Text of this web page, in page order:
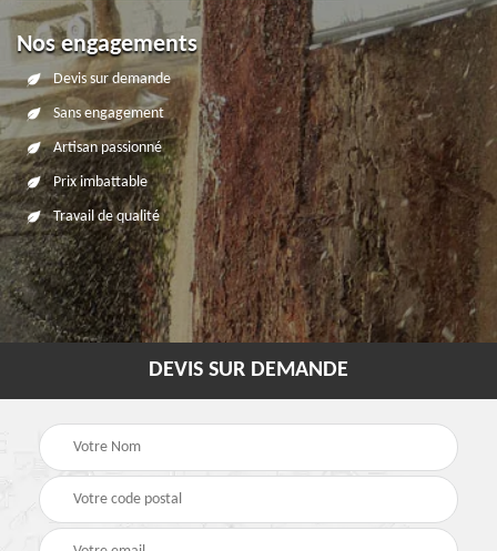
Nos engagements
Devis sur demande
Sans engagement
Artisan passionné
Prix imbattable
Travail de qualité
DEVIS SUR DEMANDE